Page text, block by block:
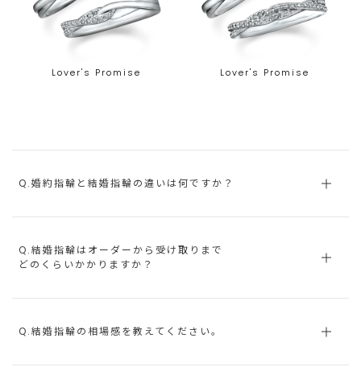
Lover's Promise Lover's Promise
Q.婚約指輪と結婚指輪の違いは何ですか？
Q.結婚指輪はオーダーから受け取りまで
どのくらいかかりますか？
Q.結婚指輪の相場感を教えてください。